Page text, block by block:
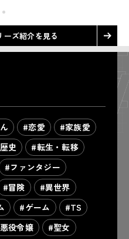
ーズ紹介を見る
#恋愛
#家族愛
史
#転生・転移
#ファンタジー
#冒険
#異世界
#ゲーム
#TS
役令嬢 #聖女